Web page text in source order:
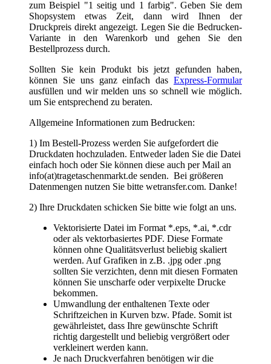
2) Ihre Druckdaten schicken Sie bitte wie folgt an uns.
Vektorisierte Datei im Format *.eps, *.ai, *.cdr
oder als vektorbasiertes PDF. Diese Formate
können ohne Qualitätsverlust beliebig skaliert
werden. Auf Grafiken in z.B. .jpg oder .png
sollten Sie verzichten, denn mit diesen Formaten
können Sie unscharfe oder verpixelte Drucke
bekommen.
Schriftzeichen in Kurven bzw. Pfade. Somit ist
richtig dargestellt und beliebig vergrößert oder
verkleinert werden kann.
Je nach Druckverfahren benötigen wir die
Farbangaben nach HKS oder Pantone C oder U
oder in CMYK
mm und für den Negativdruck mindestens 1,5
3) Wir erstellen für Sie einen kostenfreien
Korrekturabzug. Erst nach dem Sie die Druckfreigabe
erteilt haben, beginnt die Produktion,
4) Sie erhalten von uns eine Auftragsbestätigung.
Falls Sie sich nicht sicher fühlen oder Hilfe benötigen,
senden Sie uns einfach eine Mail an
info(at)tragetaschenmarkt.de mit Ihren Daten. Wir
prüfen diese Daten und bieten Ihnen an die Grafik
nachzubearbeiten. Selbstverständlich bekommen Sie
vorher mitgeteilt, was für Kosten auf Sie zukommen.